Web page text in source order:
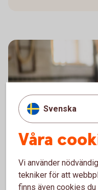
Ansök
Svenska
Våra
Vi använder
tekniker för att
finns även cookies